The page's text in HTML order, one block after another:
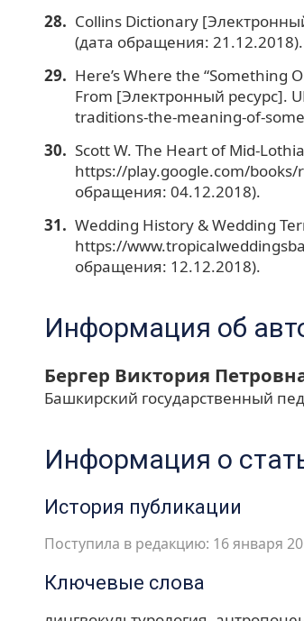
Collins Dictionary
(дата обращения: 21.12.2018).
Here’s Where the “Something
From [Электронный ресурс].
traditions-the-meaning-of-
Scott W. The Heart of Mid-
https://play.google.com/books/
обращения: 04.12.2018).
Wedding History & Wedding
https://
обращения: 12.12.2018).
Информация об
Бергер Виктория
Башкирский государственный
Информация о
История публикации
Поступила в редакцию: 16 января
Ключевые слова